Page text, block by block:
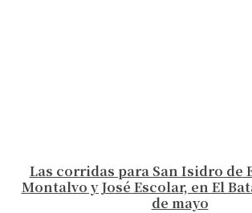
Las corridas para San Isidro de
Montalvo y José Escolar, en El
de mayo